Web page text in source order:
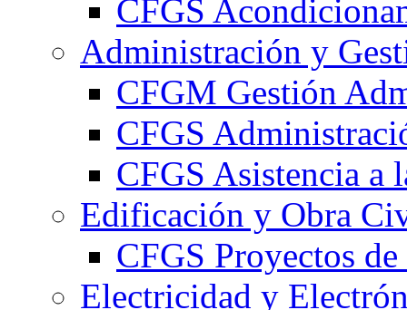
CFGS
Administración y
CFGM Gestión
CFGS
CFGS Asistencia a
Edificación y Obra
CFGS Proyectos
Electricidad y